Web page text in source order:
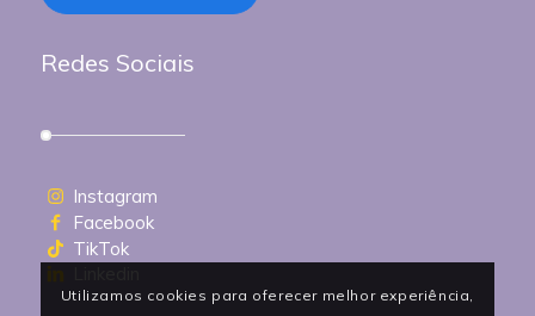
Redes Sociais
Instagram
Facebook
TikTok
Utilizamos cookies para oferecer melhor experiência,